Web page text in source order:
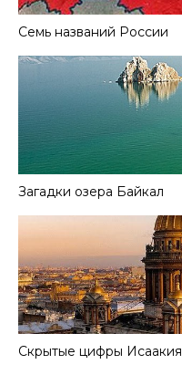
Семь названий России
Загадки озера Байкал
Скрытые цифры Исаакия